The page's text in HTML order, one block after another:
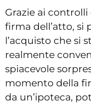
Grazie ai
firma dell’atto, si
l’acquisto che si
realmente
spiacevole
momento della
da un’ipoteca,